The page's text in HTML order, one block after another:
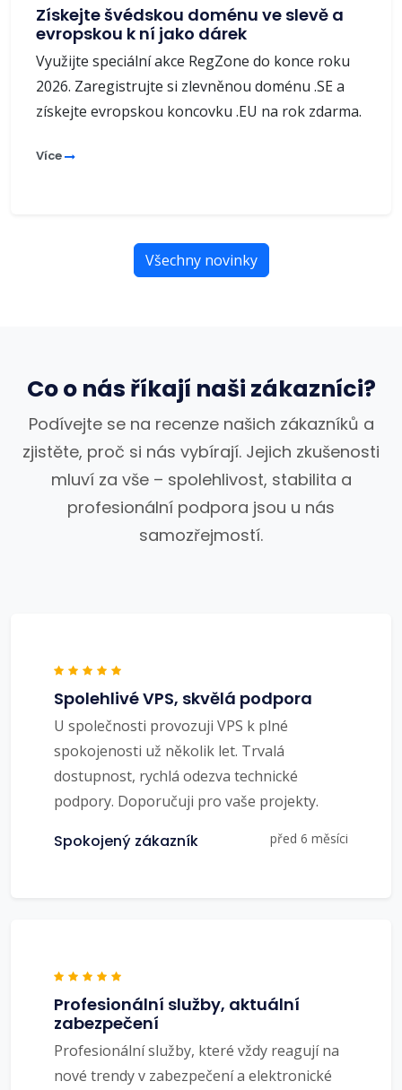
Získejte švédskou doménu ve slevě a
evropskou k ní jako dárek
Využijte speciální akce RegZone do konce roku
2026. Zaregistrujte si zlevněnou doménu .SE a
získejte evropskou koncovku .EU na rok zdarma.
Více
Všechny novinky
Co o nás říkají naši zákazníci?
Podívejte se na recenze našich zákazníků a
zjistěte, proč si nás vybírají. Jejich zkušenosti
mluví za vše – spolehlivost, stabilita a
profesionální podpora jsou u nás
samozřejmostí.
Spolehlivé VPS, skvělá podpora
U společnosti provozuji VPS k plné
spokojenosti už několik let. Trvalá
dostupnost, rychlá odezva technické
podpory. Doporučuji pro vaše projekty.
Spokojený zákazník před 6 měsíci
Profesionální služby, aktuální
zabezpečení
Profesionální služby, které vždy reagují na
nové trendy v zabezpečení a elektronické